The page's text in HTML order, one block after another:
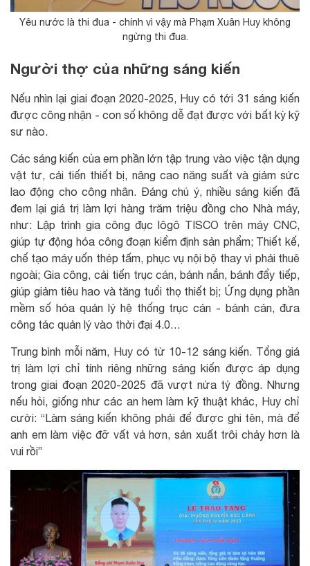
Yêu nước là thi đua - chính vì vậy mà Phạm Xuân Huy không
ngừng thi đua.
Người thợ của những sáng kiến
Nếu nhìn lại giai đoạn 2020-2025, Huy có tới 31 sáng kiến
được công nhận - con số không dễ đạt được với bất kỳ kỹ
sư nào.
Các sáng kiến của em phần lớn tập trung vào việc tận dụng
vật tư, cải tiến thiết bị, nâng cao năng suất và giảm sức
lao động cho công nhân. Đáng chú ý, nhiều sáng kiến đã
đem lại giá trị làm lợi hàng trăm triệu đồng cho Nhà máy,
như: Lập trình gia công đục lôgô TISCO trên máy CNC,
giúp tự động hóa công đoạn kiểm định sản phẩm; Thiết kế,
chế tạo máy uốn thép tấm, phục vụ nội bộ thay vì phải thuê
ngoài; Gia công, cải tiến trục cán, bánh nắn, bánh đẩy tiếp,
giúp giảm tiêu hao và tăng tuổi thọ thiết bị; Ứng dụng phần
mềm số hóa quản lý hệ thống trục cán - bánh cán, đưa
công tác quản lý vào thời đại 4.0…
Trung bình mỗi năm, Huy có từ 10-12 sáng kiến. Tổng giá
trị làm lợi chỉ tính riêng những sáng kiến được áp dụng
trong giai đoạn 2020-2025 đã vượt nửa tỷ đồng. Nhưng
nếu hỏi, giống như các an hem làm kỹ thuật khác, Huy chỉ
cười: “Làm sáng kiến không phải để được ghi tên, mà để
anh em làm việc đỡ vất vả hơn, sản xuất trôi chảy hơn là
vui rồi”